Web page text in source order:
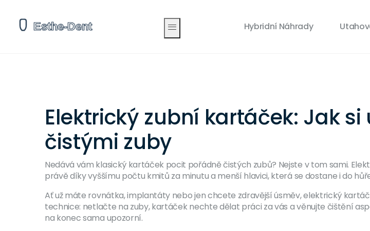
Hybridní Náhrady
Elektrický zubní kartáček: Jak
čistými zuby
Nedává vám klasický kartáček pocit pořádně čistých zubů? Nejste v tom sami.
právě díky vyššímu počtu kmitů za minutu a menší hlavici, která se dostane i do
Ať už máte rovnátka, implantáty nebo jen chcete zdravější úsměv, elektrický
technice: netlačte na zuby, kartáček nechte dělat práci za vás a věnujte čištění
na konec sama upozorní.